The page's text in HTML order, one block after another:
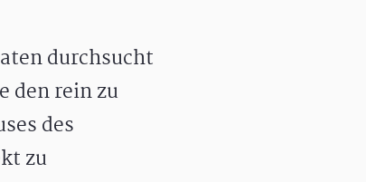
durchsucht
den rein zu
des
zu